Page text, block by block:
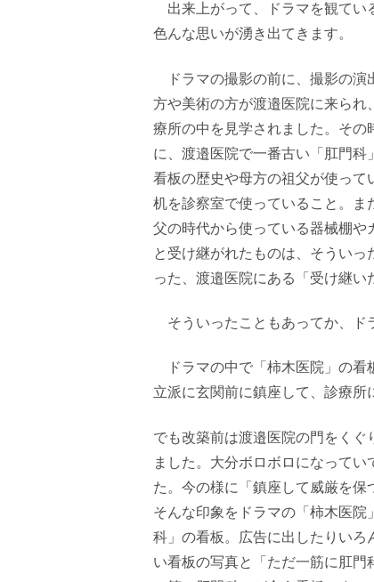
出来上がって、ドラマを観てい
色んな思いが湧き出てきます。
ドラマの撮影の前に、撮影の演
方や美術の方が渡邉医院に来られ
療所の中を見学されました。その
に、渡邉医院で一番古い「肛門科
看板の歴史や母方の祖父が使って
机を診察室で使っていること。ま
父の時代から使っている器械棚
と受け継がれたものは、そうい
った、渡邉医院にある「受け継い
そういったこともあってか、ド
ドラマの中で「柿木医院」の看
立派に玄関前に鎮座して、診療所
でも改築前は渡邉医院の門をく
ました。大分ボロボロになって
た。今の様に「鎮座して威厳を保
そんな印象をドラマの「柿木医
科」の看板。広告に出したりい
い看板の写真と「ただ一筋に肛